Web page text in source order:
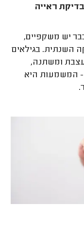
ראייה
יש משקפיים,
השנתית. בגילאים
ומשתנה,
- המשמעות היא